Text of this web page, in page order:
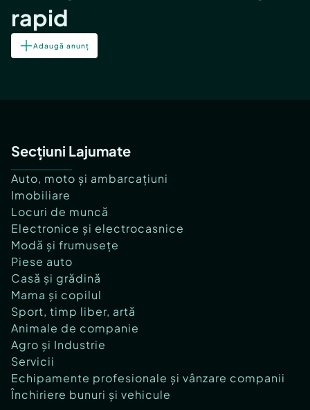
rapid
Adaugă anunț
Secțiuni Lajumate
Auto, moto și ambarcațiuni
Imobiliare
Locuri de muncă
Electronice și electrocasnice
Modă și frumusețe
Piese auto
Casă și grădină
Mama și copilul
Sport, timp liber, artă
Animale de companie
Agro și Industrie
Servicii
Echipamente profesionale și vânzare companii
Închiriere bunuri și vehicule